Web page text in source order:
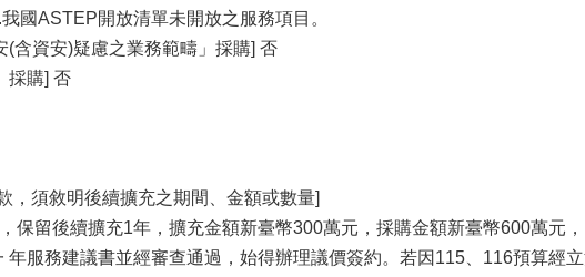
國ASTEP開放清單未開放之服務項目。
(含資安)疑慮之業務範疇」採購] 否
採購] 否
，須敘明後續擴充之期間、金額或數量]
保留後續擴充1年，擴充金額新臺幣300萬元，採購金額新臺幣600萬元
服務建議書並經審查通過，始得辦理議價簽約。若因115、116預算經